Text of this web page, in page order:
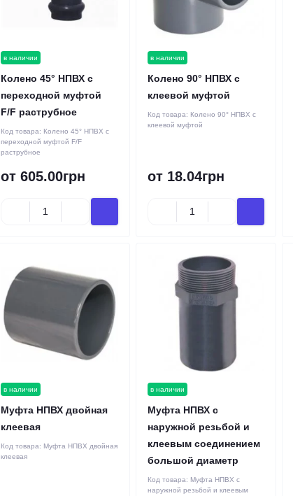
в наличии
Колено 45° НПВХ с
переходной муфтой
F/F раструбное
Код товара: Колено 45° НПВХ с
переходной муфтой F/F
раструбное
от 605.00грн
в наличии
Колено 90° НПВХ с
клеевой муфтой
Код товара: Колено 90° НПВХ с
клеевой муфтой
от 18.04грн
в наличии
Муфта НПВХ двойная
клеевая
Код товара: Муфта НПВХ двойная
клеевая
в наличии
Муфта НПВХ с
наружной резьбой и
клеевым соединением
большой диаметр
Код товара: Муфта НПВХ с
наружной резьбой и клеевым